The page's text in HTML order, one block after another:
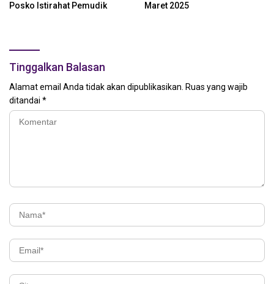
Posko Istirahat Pemudik
Maret 2025
Tinggalkan Balasan
Alamat email Anda tidak akan dipublikasikan. Ruas yang wajib
ditandai *